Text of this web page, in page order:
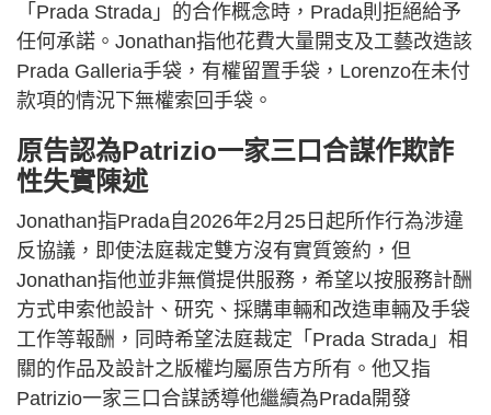
「Prada Strada」的合作概念時，Prada則拒絕給予
任何承諾。Jonathan指他花費大量開支及工藝改造該
Prada Galleria手袋，有權留置手袋，Lorenzo在未付
款項的情況下無權索回手袋。
原告認為Patrizio一家三口合謀作欺詐
性失實陳述
Jonathan指Prada自2026年2月25日起所作行為涉違
反協議，即使法庭裁定雙方沒有實質簽約，但
Jonathan指他並非無償提供服務，希望以按服務計酬
方式申索他設計、研究、採購車輛和改造車輛及手袋
工作等報酬，同時希望法庭裁定「Prada Strada」相
關的作品及設計之版權均屬原告方所有。他又指
Patrizio一家三口合謀誘導他繼續為Prada開發